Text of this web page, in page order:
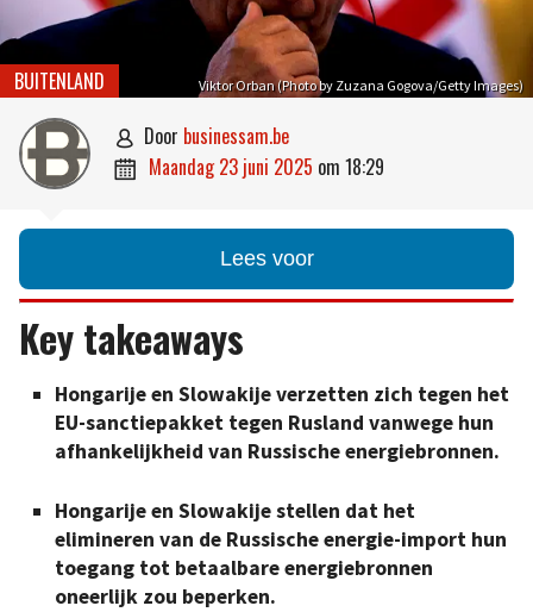
Viktor Orban (Photo by Zuzana Gogova/Getty Images)
BUITENLAND
 door businessam.be
 maandag 23 juni 2025 om 18:29
Lees voor
Key takeaways
Hongarije en Slowakije verzetten zich tegen het
EU-sanctiepakket tegen Rusland vanwege hun
afhankelijkheid van Russische energiebronnen.
Hongarije en Slowakije stellen dat het
elimineren van de Russische energie-import hun
toegang tot betaalbare energiebronnen
oneerlijk zou beperken.